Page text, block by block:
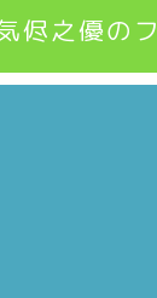
侭之優の